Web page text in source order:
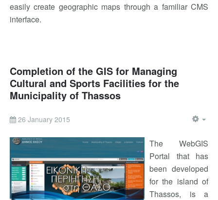
easily create geographic maps through a familiar CMS
interface.
Completion of the GIS for Managing
Cultural and Sports Facilities for the
Municipality of Thassos
26 January 2015
The WebGIS
Portal that has
been developed
for the island of
Thassos, is a